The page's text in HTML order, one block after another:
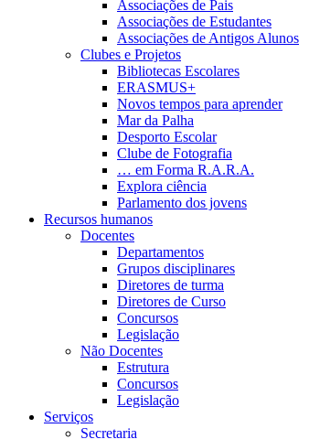
Associações de Pais
Associações de Estudantes
Associações de Antigos Alunos
Clubes e Projetos
Bibliotecas Escolares
ERASMUS+
Novos tempos para aprender
Mar da Palha
Desporto Escolar
Clube de Fotografia
… em Forma R.A.R.A.
Explora ciência
Parlamento dos jovens
Recursos humanos
Docentes
Departamentos
Grupos disciplinares
Diretores de turma
Diretores de Curso
Concursos
Legislação
Não Docentes
Estrutura
Concursos
Legislação
Serviços
Secretaria